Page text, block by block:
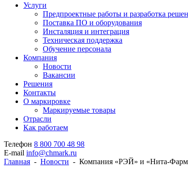
Услуги
Предпроектные работы и разработка
Поставка ПО и оборудования
Инсталяция и интеграция
Техническая поддержка
Обучение персонала
Компания
Новости
Вакансии
Решения
Контакты
О маркировке
Маркируемые товары
Отрасли
Как работаем
Телефон 8 800 700 48 98
E-mail info@chmark.ru
Главная - Новости - Компания «РЭЙ» и «Нита-